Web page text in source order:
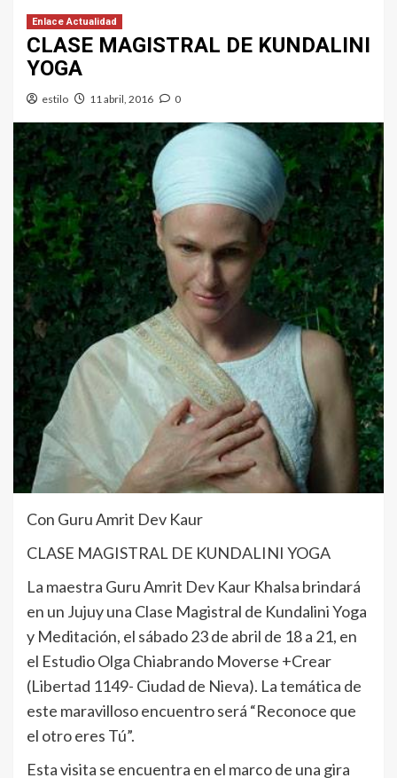
Enlace Actualidad
CLASE MAGISTRAL DE KUNDALINI
YOGA
estilo 11 abril, 2016 0
Con Guru Amrit Dev Kaur
CLASE MAGISTRAL DE KUNDALINI YOGA
La maestra Guru Amrit Dev Kaur Khalsa brindará
en un Jujuy una Clase Magistral de Kundalini Yoga
y Meditación, el sábado 23 de abril de 18 a 21, en
el Estudio Olga Chiabrando Moverse +Crear
(Libertad 1149- Ciudad de Nieva). La temática de
este maravilloso encuentro será “Reconoce que
el otro eres Tú”.
Esta visita se encuentra en el marco de una gira